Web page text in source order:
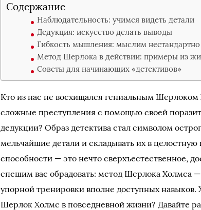
Содержание
Наблюдательность: учимся видеть детали
Дедукция: искусство делать выводы
Гибкость мышления: мыслим нестандартно
Метод Шерлока в действии: примеры из
Советы для начинающих «детективов»
Кто из нас не восхищался гениальным
сложные преступления с помощью своей
дедукции? Образ детектива стал символом
мельчайшие детали и складывать их в целостную
способности — это нечто сверхъестественное,
спешим вас обрадовать: метод Шерлока Холмса
упорной тренировки вполне доступных навыков.
Шерлок Холмс в повседневной жизни? Давайте